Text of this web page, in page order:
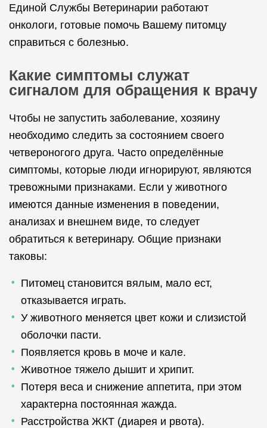
Единой Службы Ветеринарии работают
онкологи, готовые помочь Вашему питомцу
справиться с болезнью.
Какие симптомы служат
сигналом для обращения к врачу
Чтобы не запустить заболевание, хозяину
необходимо следить за состоянием своего
четвероногого друга. Часто определённые
симптомы, которые люди игнорируют, являются
тревожными признаками. Если у животного
имеются данные изменения в поведении,
анализах и внешнем виде, то следует
обратиться к ветеринару. Общие признаки
таковы:
Питомец становится вялым, мало ест,
отказывается играть.
У животного меняется цвет кожи и слизистой
оболочки пасти.
Появляется кровь в моче и кале.
Животное тяжело дышит и хрипит.
Потеря веса и снижение аппетита, при этом
характерна постоянная жажда.
Расстройства ЖКТ (диарея и рвота).